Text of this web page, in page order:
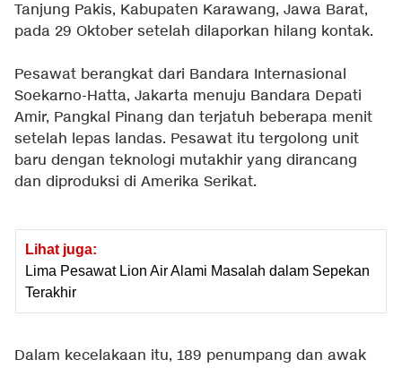
Tanjung Pakis, Kabupaten Karawang, Jawa Barat,
pada 29 Oktober setelah dilaporkan hilang kontak.
Pesawat berangkat dari Bandara Internasional
Soekarno-Hatta, Jakarta menuju Bandara Depati
Amir, Pangkal Pinang dan terjatuh beberapa menit
setelah lepas landas. Pesawat itu tergolong unit
baru dengan teknologi mutakhir yang dirancang
dan diproduksi di Amerika Serikat.
Lihat juga:
Lima Pesawat Lion Air Alami Masalah dalam Sepekan
Terakhir
Dalam kecelakaan itu, 189 penumpang dan awak